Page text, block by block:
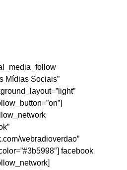
Mídias Sociais”
webradioverdao”
facebook